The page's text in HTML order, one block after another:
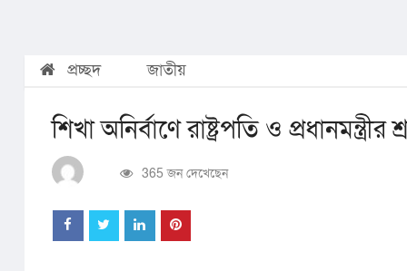
প্রচ্ছদ জাতীয়
শিখা অনির্বাণে রাষ্ট্রপতি ও প্রধানমন্ত্রীর
365 জন দেখেছেন